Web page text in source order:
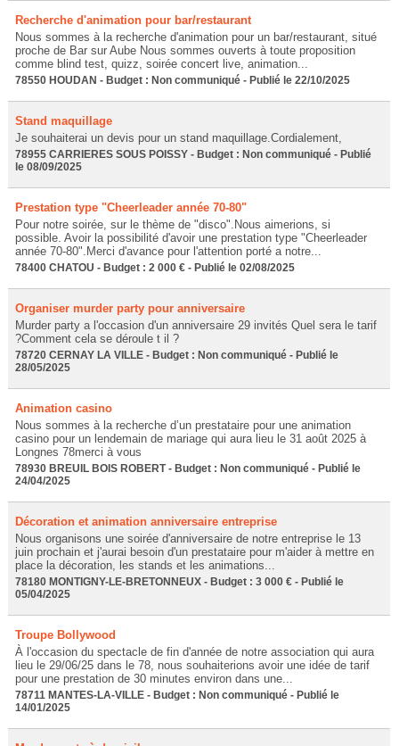
Recherche d'animation pour bar/restaurant
Nous sommes à la recherche d'animation pour un bar/restaurant, situé
proche de Bar sur Aube Nous sommes ouverts à toute proposition
comme blind test, quizz, soirée concert live, animation...
78550 HOUDAN - Budget : Non communiqué - Publié le 22/10/2025
Stand maquillage
Je souhaiterai un devis pour un stand maquillage.Cordialement,
78955 CARRIERES SOUS POISSY - Budget : Non communiqué - Publié
le 08/09/2025
Prestation type "Cheerleader année 70-80"
Pour notre soirée, sur le thème de "disco".Nous aimerions, si
possible. Avoir la possibilité d'avoir une prestation type "Cheerleader
année 70-80".Merci d'avance pour l'attention porté a notre...
78400 CHATOU - Budget : 2 000 € - Publié le 02/08/2025
Organiser murder party pour anniversaire
Murder party a l'occasion d'un anniversaire 29 invités Quel sera le tarif
?Comment cela se déroule t il ?
78720 CERNAY LA VILLE - Budget : Non communiqué - Publié le
28/05/2025
Animation casino
Nous sommes à la recherche d’un prestataire pour une animation
casino pour un lendemain de mariage qui aura lieu le 31 août 2025 à
Longnes 78merci à vous
78930 BREUIL BOIS ROBERT - Budget : Non communiqué - Publié le
24/04/2025
Décoration et animation anniversaire entreprise
Nous organisons une soirée d'anniversaire de notre entreprise le 13
juin prochain et j'aurai besoin d'un prestataire pour m'aider à mettre en
place la décoration, les stands et les animations...
78180 MONTIGNY-LE-BRETONNEUX - Budget : 3 000 € - Publié le
05/04/2025
Troupe Bollywood
À l'occasion du spectacle de fin d'année de notre association qui aura
lieu le 29/06/25 dans le 78, nous souhaiterions avoir une idée de tarif
pour une prestation de 30 minutes environ dans une...
78711 MANTES-LA-VILLE - Budget : Non communiqué - Publié le
14/01/2025